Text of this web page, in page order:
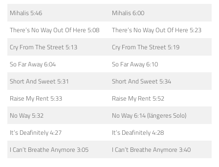
Mihalis 5:46
Mihalis 6:00
There’s No Way Out Of Here 5:08
There’s No Way Out Of Here 5:23
Cry From The Street 5:13
Cry From The Street 5:19
So Far Away 6:04
So Far Away 6:10
Short And Sweet 5:31
Short And Sweet 5:34
Raise My Rent 5:33
Raise My Rent 5:52
No Way 5:32
No Way 6:14 (längeres Solo)
It’s Deafinitely 4:27
It’s Deafinitely 4:28
I Can’t Breathe Anymore 3:05
I Can’t Breathe Anymore 3:40